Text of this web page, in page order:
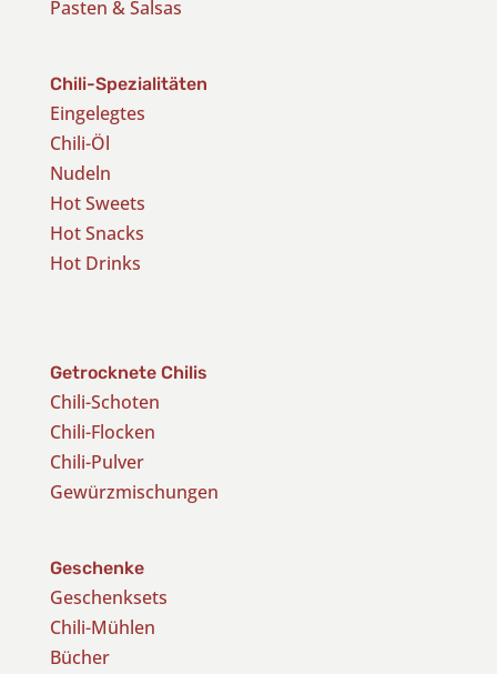
Pasten & Salsas
Chili-Spezialitäten
Eingelegtes
Chili-Öl
Nudeln
Hot Sweets
Hot Snacks
Hot Drinks
Getrocknete Chilis
Chili-Schoten
Chili-Flocken
Chili-Pulver
Gewürzmischungen
Geschenke
Geschenksets
Chili-Mühlen
Bücher